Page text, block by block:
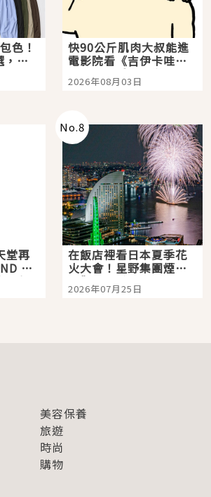
色！
，閉
快90公斤肌肉大叔能進
電影院看《吉伊卡哇》
嗎？日本重金屬樂團
「打首」會長與nagano
2026年08月03日
堂再
原
新
3分
No.8
在飯店裡看日本夏季花
火大會！星野集團煙火
景觀飯店6選，讓你不用
人擠人悠閒欣賞
2026年07月25日
美容保養
旅遊
時尚
購物